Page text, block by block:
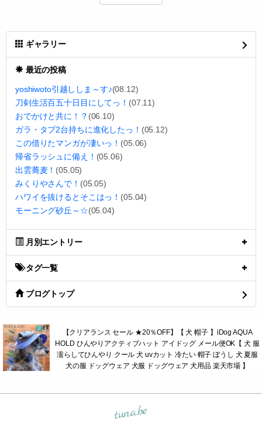
ギャラリー
最近の投稿
yoshiwoto引越ししま～す♪(08.12)
刀剣生活百五十日目にしてっ！ (07.11)
おでかけと共に！？ (06.10)
ガラ・タブ2台持ちに進化したっ！ (05.12)
この借りたマンガが凄いっ！ (05.06)
帰省ラッシュに備え！ (05.06)
出雲蕎麦！ (05.05)
みくりやさんで！ (05.05)
ハワイを抜けるとそこはっ！ (05.04)
モーニング砂丘～☆(05.04)
月別エントリー
タグ一覧
ブログトップ
【クリアランス セール ★20％OFF】【 犬 帽子 】iDog AQUA
HOLD ひんやりアクティブハット アイドッグ メール便OK【 犬 服
濡らしてひんやり クール 犬 uvカット 冷たい 帽子 ぼうし 犬 夏服
犬の服 ドッグウェア 犬服 ドッグウェア 犬用品 楽天市場 】
tuna.be